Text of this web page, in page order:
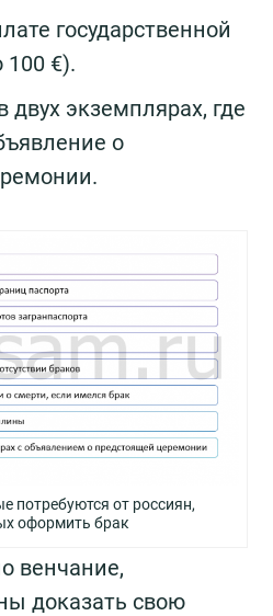
государственной
€).
двух экземплярах, где
о
потребуются от россиян,
оформить брак
венчание,
доказать свою